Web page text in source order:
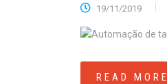
19/11/2019
READ MORE